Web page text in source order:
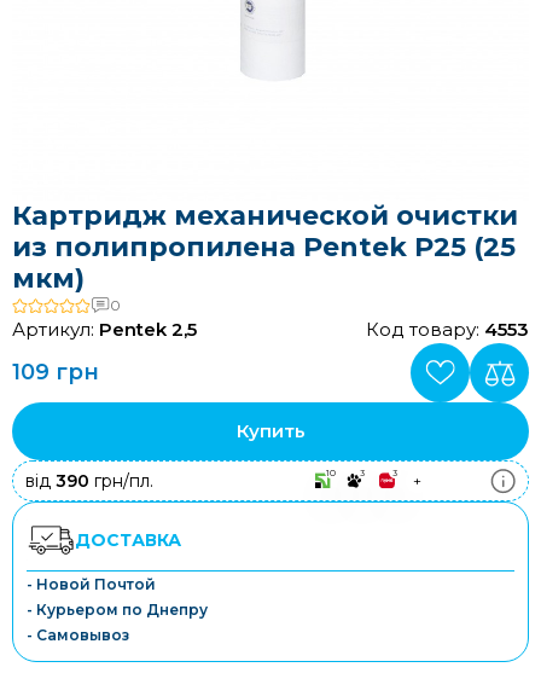
Картридж механической очистки
из полипропилена Pentek P25 (25
мкм)
0
Артикул: Pentek 2,5 Код товару: 4553
109 грн
Купить
від 390 грн/пл. 10 3 3 +
ДОСТАВКА
- Новой Почтой
- Курьером по Днепру
- Самовывоз